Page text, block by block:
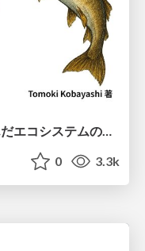
Ruby×iOSアプリ開発 ~共に歩んだエコシステムの物語~
0 3.3k